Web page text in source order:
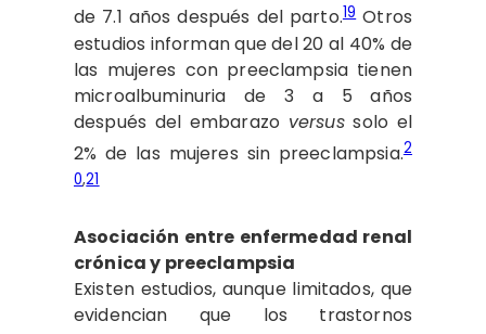
de 7.1 años después del parto.19Otros
estudios informan que del 20 al 40% de
las mujeres con preeclampsia tienen
microalbuminuria de 3 a 5 años
después del embarazo versussolo el
2% de las mujeres sin preeclampsia.2
0,21
Asociación entre enfermedad renal
crónica y preeclampsia
Existen estudios, aunque limitados, que
evidencian que los trastornos